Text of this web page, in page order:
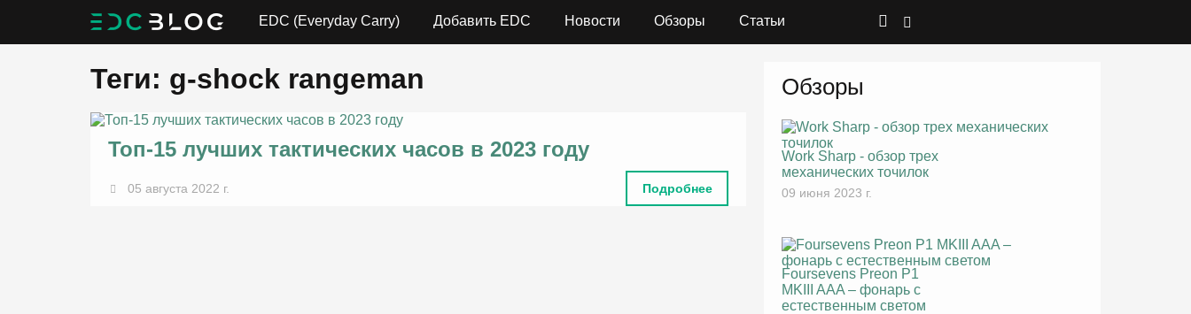
EDC (Everyday Carry) Добавить EDC Новости Обзоры Статьи
Теги: g-shock rangeman
Топ-15 лучших тактических часов в 2023 году
05 августа 2022 г. Подробнее
Обзоры
Work Sharp - обзор трех
механических точилок
09 июня 2023 г.
Foursevens Preon P1
MKIII AAA – фонарь с
естественным светом